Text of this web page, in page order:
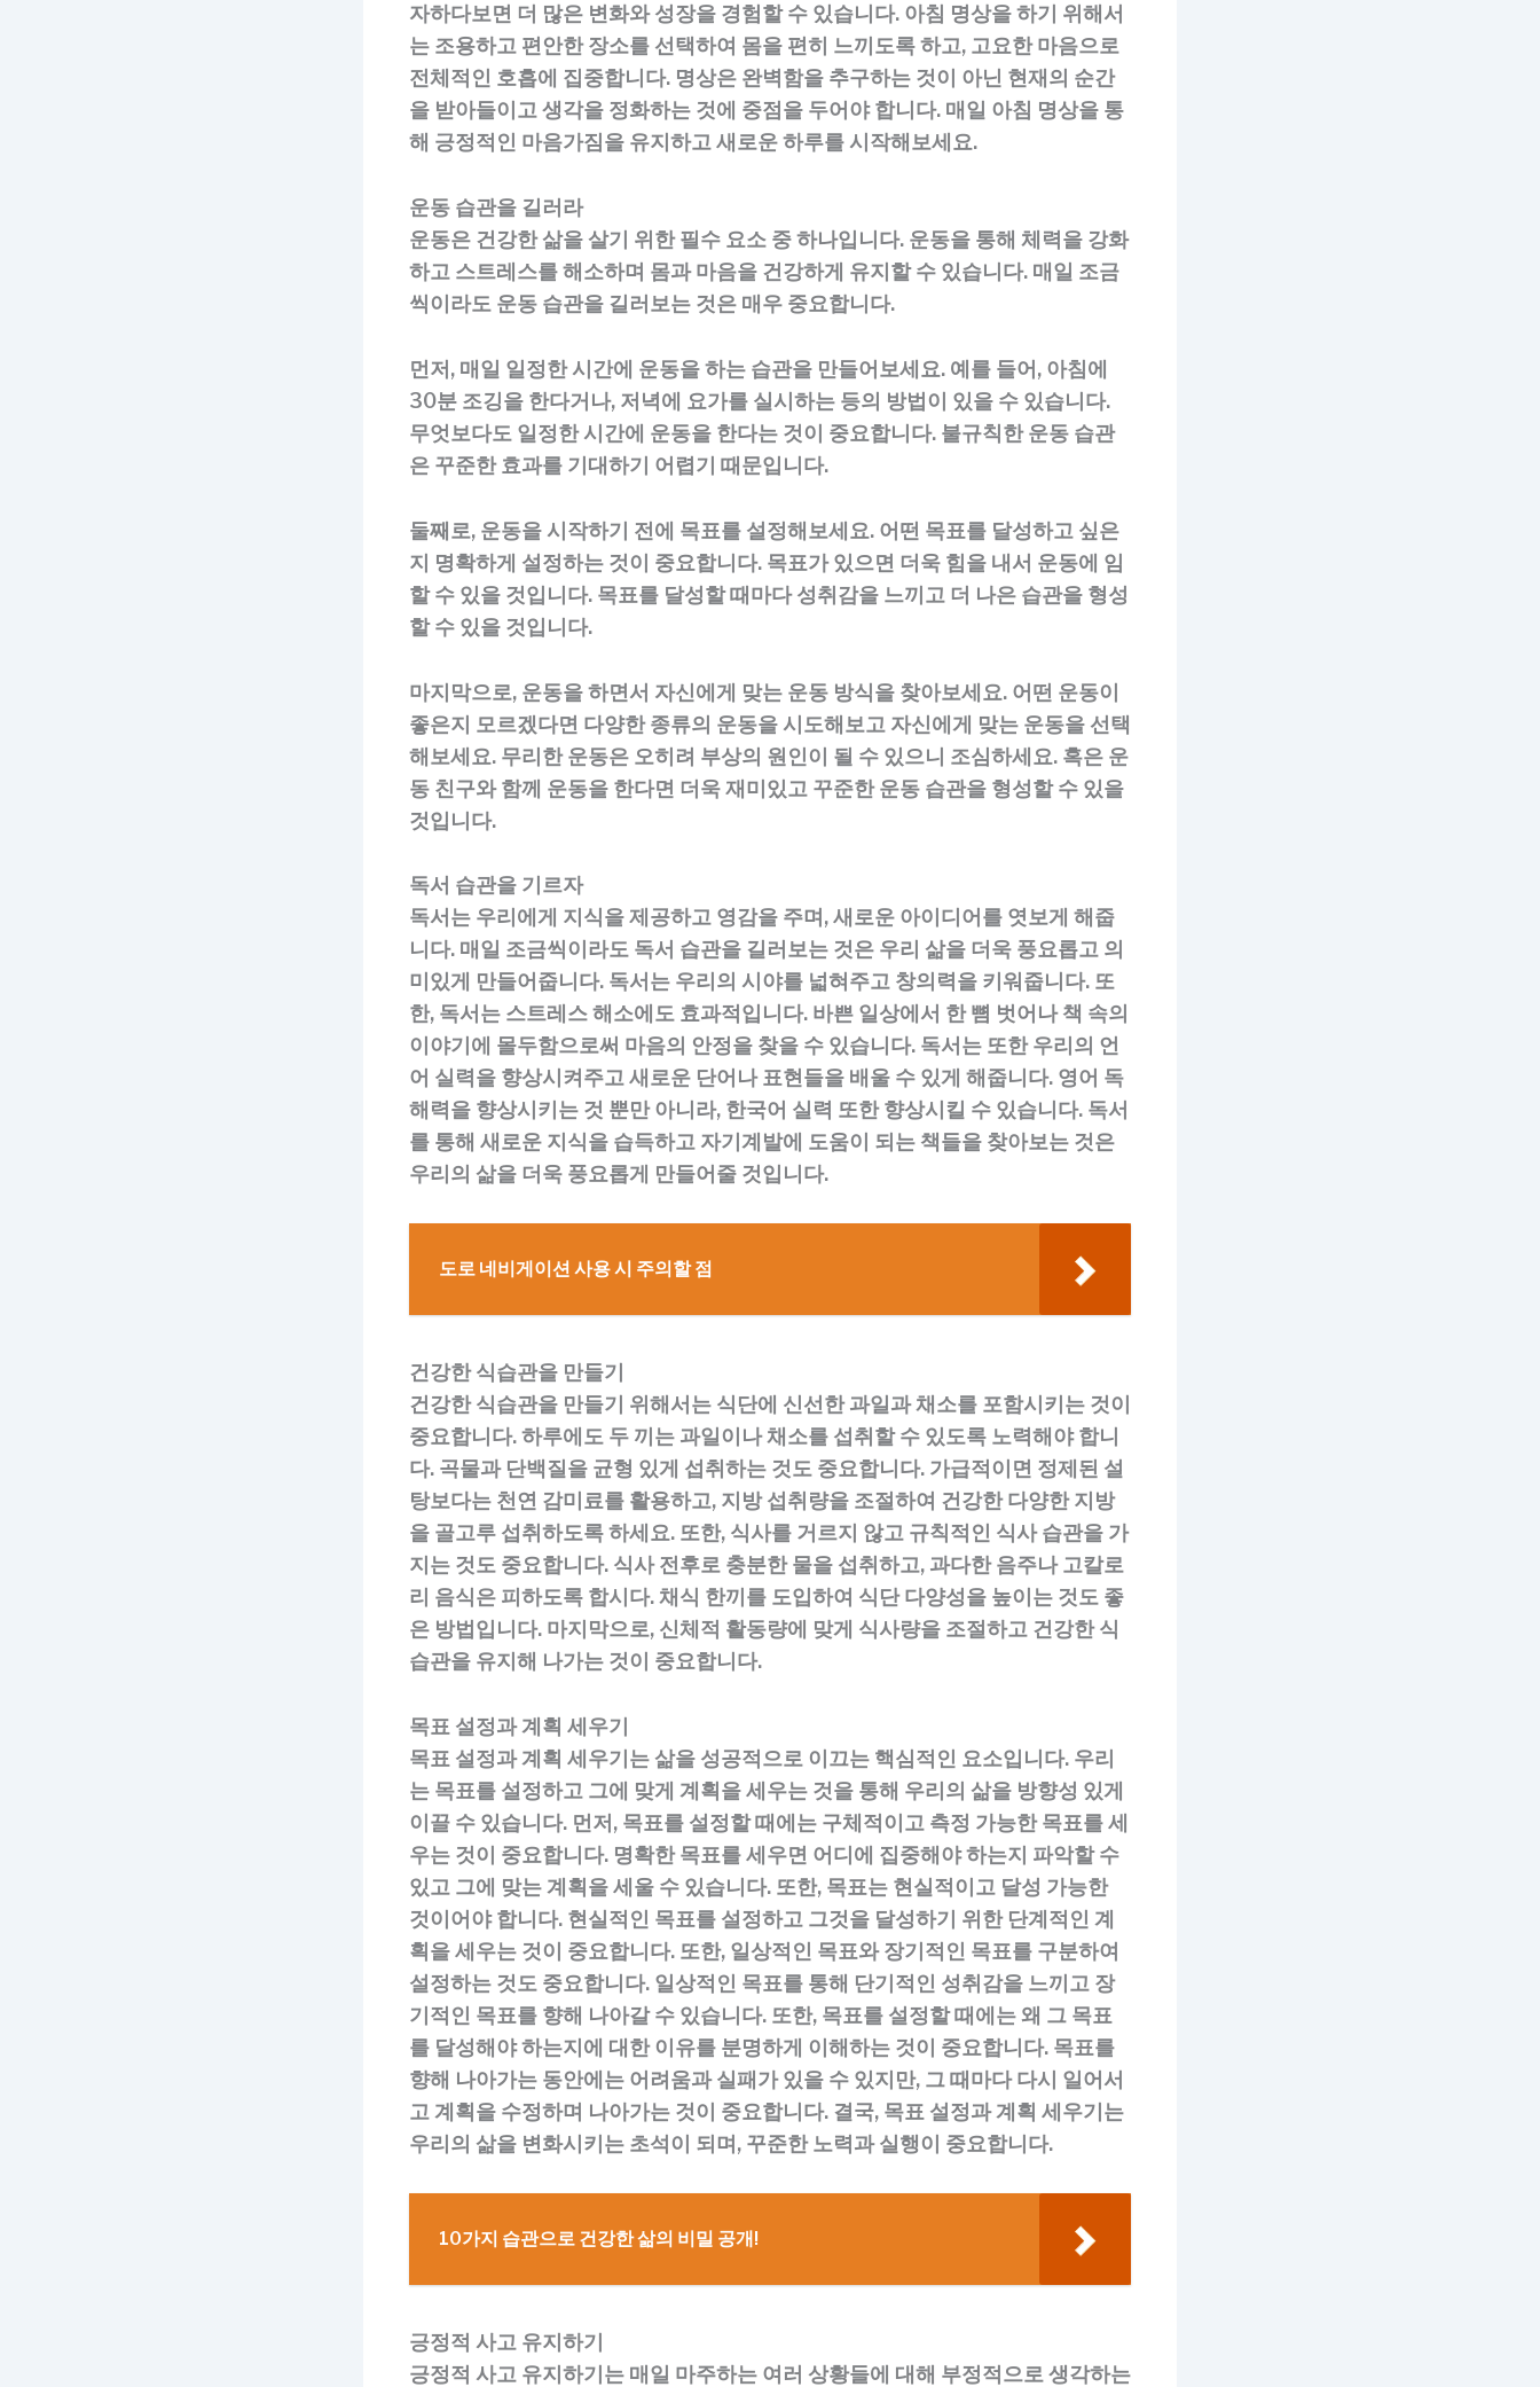
자하다보면 더 많은 변화와 성장을 경험할 수 있습니다. 아침 명상을 하기 위해서
는 조용하고 편안한 장소를 선택하여 몸을 편히 느끼도록 하고, 고요한 마음으로
전체적인 호흡에 집중합니다. 명상은 완벽함을 추구하는 것이 아닌 현재의 순간
을 받아들이고 생각을 정화하는 것에 중점을 두어야 합니다. 매일 아침 명상을 통
해 긍정적인 마음가짐을 유지하고 새로운 하루를 시작해보세요.
운동 습관을 길러라
운동은 건강한 삶을 살기 위한 필수 요소 중 하나입니다. 운동을 통해 체력을 강화
하고 스트레스를 해소하며 몸과 마음을 건강하게 유지할 수 있습니다. 매일 조금
씩이라도 운동 습관을 길러보는 것은 매우 중요합니다.
먼저, 매일 일정한 시간에 운동을 하는 습관을 만들어보세요. 예를 들어, 아침에
30분 조깅을 한다거나, 저녁에 요가를 실시하는 등의 방법이 있을 수 있습니다.
무엇보다도 일정한 시간에 운동을 한다는 것이 중요합니다. 불규칙한 운동 습관
은 꾸준한 효과를 기대하기 어렵기 때문입니다.
둘째로, 운동을 시작하기 전에 목표를 설정해보세요. 어떤 목표를 달성하고 싶은
지 명확하게 설정하는 것이 중요합니다. 목표가 있으면 더욱 힘을 내서 운동에 임
할 수 있을 것입니다. 목표를 달성할 때마다 성취감을 느끼고 더 나은 습관을 형성
할 수 있을 것입니다.
마지막으로, 운동을 하면서 자신에게 맞는 운동 방식을 찾아보세요. 어떤 운동이
좋은지 모르겠다면 다양한 종류의 운동을 시도해보고 자신에게 맞는 운동을 선택
해보세요. 무리한 운동은 오히려 부상의 원인이 될 수 있으니 조심하세요. 혹은 운
동 친구와 함께 운동을 한다면 더욱 재미있고 꾸준한 운동 습관을 형성할 수 있을
것입니다.
독서 습관을 기르자
독서는 우리에게 지식을 제공하고 영감을 주며, 새로운 아이디어를 엿보게 해줍
니다. 매일 조금씩이라도 독서 습관을 길러보는 것은 우리 삶을 더욱 풍요롭고 의
미있게 만들어줍니다. 독서는 우리의 시야를 넓혀주고 창의력을 키워줍니다. 또
한, 독서는 스트레스 해소에도 효과적입니다. 바쁜 일상에서 한 뼘 벗어나 책 속의
이야기에 몰두함으로써 마음의 안정을 찾을 수 있습니다. 독서는 또한 우리의 언
어 실력을 향상시켜주고 새로운 단어나 표현들을 배울 수 있게 해줍니다. 영어 독
해력을 향상시키는 것 뿐만 아니라, 한국어 실력 또한 향상시킬 수 있습니다. 독서
를 통해 새로운 지식을 습득하고 자기계발에 도움이 되는 책들을 찾아보는 것은
우리의 삶을 더욱 풍요롭게 만들어줄 것입니다.
도로 네비게이션 사용 시 주의할 점
건강한 식습관을 만들기
건강한 식습관을 만들기 위해서는 식단에 신선한 과일과 채소를 포함시키는 것이
중요합니다. 하루에도 두 끼는 과일이나 채소를 섭취할 수 있도록 노력해야 합니
다. 곡물과 단백질을 균형 있게 섭취하는 것도 중요합니다. 가급적이면 정제된 설
탕보다는 천연 감미료를 활용하고, 지방 섭취량을 조절하여 건강한 다양한 지방
을 골고루 섭취하도록 하세요. 또한, 식사를 거르지 않고 규칙적인 식사 습관을 가
지는 것도 중요합니다. 식사 전후로 충분한 물을 섭취하고, 과다한 음주나 고칼로
리 음식은 피하도록 합시다. 채식 한끼를 도입하여 식단 다양성을 높이는 것도 좋
은 방법입니다. 마지막으로, 신체적 활동량에 맞게 식사량을 조절하고 건강한 식
습관을 유지해 나가는 것이 중요합니다.
목표 설정과 계획 세우기
목표 설정과 계획 세우기는 삶을 성공적으로 이끄는 핵심적인 요소입니다. 우리
는 목표를 설정하고 그에 맞게 계획을 세우는 것을 통해 우리의 삶을 방향성 있게
이끌 수 있습니다. 먼저, 목표를 설정할 때에는 구체적이고 측정 가능한 목표를 세
우는 것이 중요합니다. 명확한 목표를 세우면 어디에 집중해야 하는지 파악할 수
있고 그에 맞는 계획을 세울 수 있습니다. 또한, 목표는 현실적이고 달성 가능한
것이어야 합니다. 현실적인 목표를 설정하고 그것을 달성하기 위한 단계적인 계
획을 세우는 것이 중요합니다. 또한, 일상적인 목표와 장기적인 목표를 구분하여
설정하는 것도 중요합니다. 일상적인 목표를 통해 단기적인 성취감을 느끼고 장
기적인 목표를 향해 나아갈 수 있습니다. 또한, 목표를 설정할 때에는 왜 그 목표
를 달성해야 하는지에 대한 이유를 분명하게 이해하는 것이 중요합니다. 목표를
향해 나아가는 동안에는 어려움과 실패가 있을 수 있지만, 그 때마다 다시 일어서
고 계획을 수정하며 나아가는 것이 중요합니다. 결국, 목표 설정과 계획 세우기는
우리의 삶을 변화시키는 초석이 되며, 꾸준한 노력과 실행이 중요합니다.
10가지 습관으로 건강한 삶의 비밀 공개!
긍정적 사고 유지하기
긍정적 사고 유지하기는 매일 마주하는 여러 상황들에 대해 부정적으로 생각하는